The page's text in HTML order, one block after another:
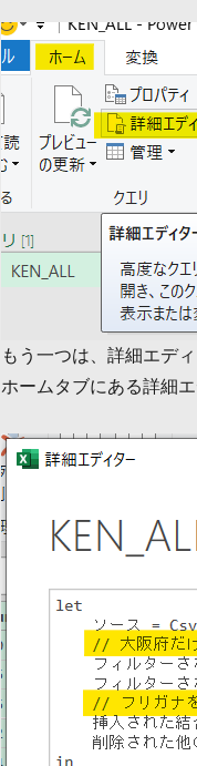
もう一つは、詳細エデ
ホームタブにある詳細